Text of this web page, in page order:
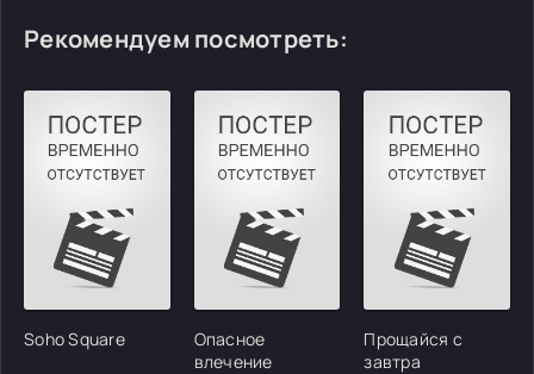
Рекомендуем посмотреть:
Soho Square
Опасное
влечение
Прощайся с
завтра